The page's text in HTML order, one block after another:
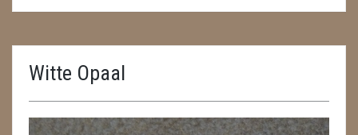
DIERTJES
DIVERSE
ENGELEN
Witte Opaal